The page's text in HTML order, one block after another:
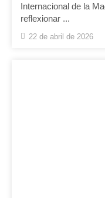
Internacional de la
reflexionar ...
22 de abril de 2026